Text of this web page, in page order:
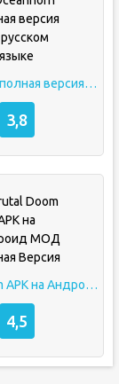
Oceanhorn полная версия на русском языке
3,8
Brutal Doom APK на Андроид МОД Полная Версия
4,5